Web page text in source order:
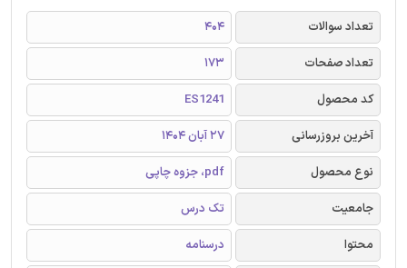
تعداد سوالات
404
تعداد صفحات
173
کد محصول
ES1241
آخرین بروزرسانی
27 آبان 1404
نوع محصول
pdf، جزوه چاپی
جامعیت
تک درس
محتوا
درسنامه